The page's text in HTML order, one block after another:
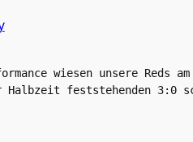
wiesen unsere Reds